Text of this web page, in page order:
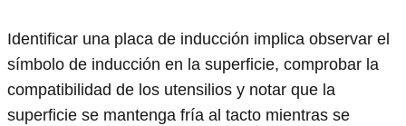
Identificar una placa de inducción implica observar el
símbolo de inducción en la superficie, comprobar la
compatibilidad de los utensilios y notar que la
superficie se mantenga fría al tacto mientras se